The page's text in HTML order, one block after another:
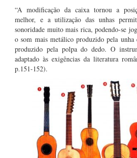
“A modificação da caixa tornou a
melhor, e a utilização das unhas
sonoridade muito mais rica, podendo-se
o som mais metálico produzido pela unha
produzido pela polpa do dedo. O
adaptado às exigências da literatura
p.151-152).